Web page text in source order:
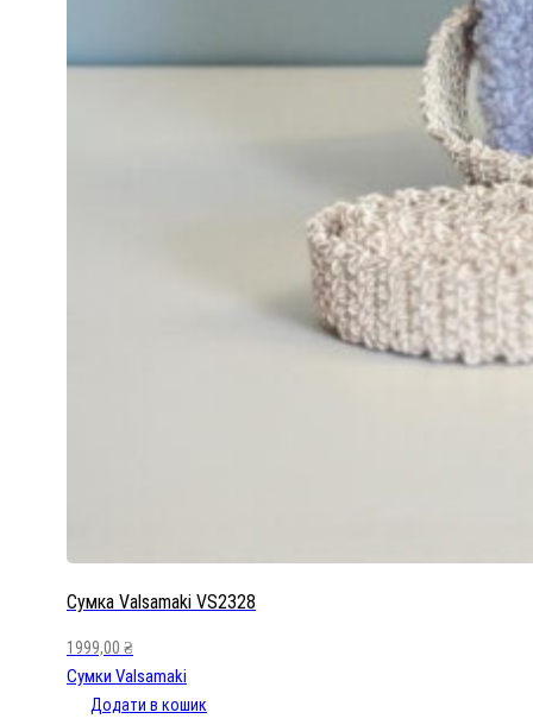
Сумка Valsamaki VS2328
1999,00 ₴
Сумки Valsamaki
Додати в кошик